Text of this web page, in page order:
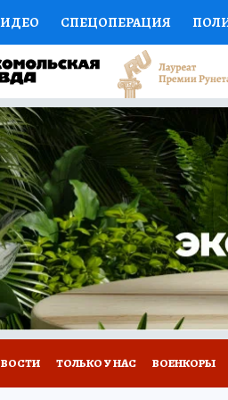
СПЕЦОПЕРАЦИЯ
НАУКА СПОРТ
ДОКТОР
ПРОГНОЗЫ НА СПОРТ
НЕДВИЖИМОСТЬ
РЕКЛАМА ТЕСТЫ НОВОЕ
ТОЛЬКО У НАС ВОЕНКОРЫ